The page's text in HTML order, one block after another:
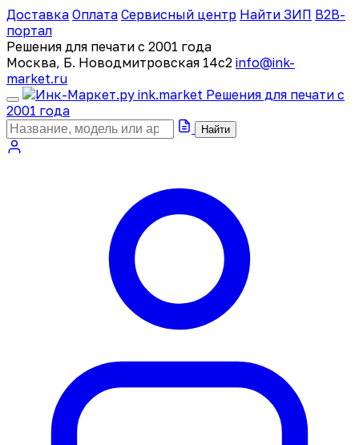
Доставка Оплата Сервисный центр Найти ЗИП B2B-
портал
Решения для печати с 2001 года
Москва, Б. Новодмитровская 14с2 info@ink-
market.ru
ink.market Решения для печати с
2001 года
Найти